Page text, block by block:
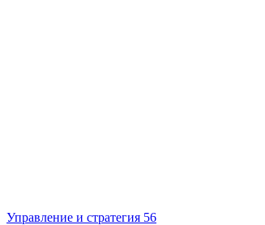
Управление и стратегия 56